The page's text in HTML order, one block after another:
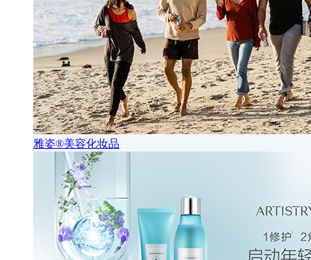
雅姿®美容化妆品